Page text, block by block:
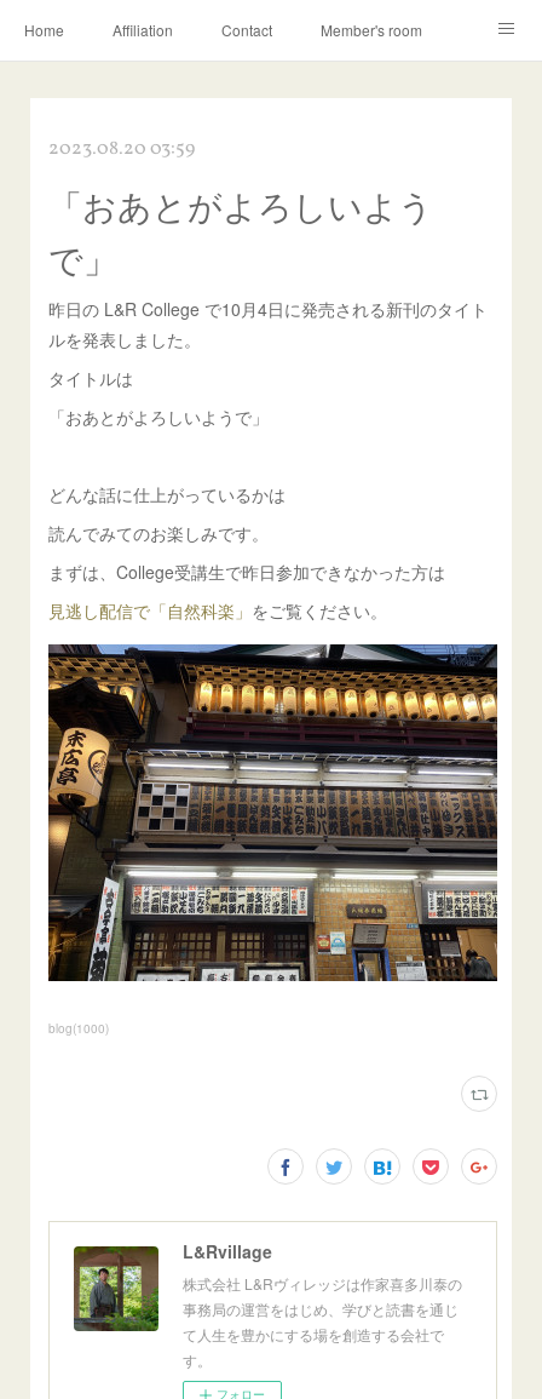
Home Affiliation Contact Member's room
2023.08.20 03:59
「おあとがよろしいよう
で」
昨日の L&R College で10月4日に発売される新刊のタイト
ルを発表しました。
タイトルは
「おあとがよろしいようで」
どんな話に仕上がっているかは
読んでみてのお楽しみです。
まずは、College受講生で昨日参加できなかった方は
見逃し配信で「自然科楽」 をご覧ください。
blog(1000)
L&Rvillage
株式会社 L&Rヴィレッジは作家喜多川泰の
事務局の運営をはじめ、学びと読書を通じ
て人生を豊かにする場を創造する会社で
す。
フォロー